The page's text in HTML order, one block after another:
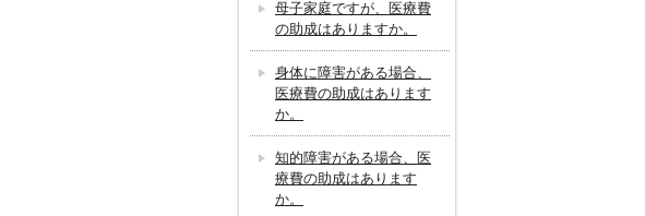
母子家庭ですが、医療費
の助成はありますか。
身体に障害がある場合、
医療費の助成はあります
か。
知的障害がある場合、医
療費の助成はあります
か。